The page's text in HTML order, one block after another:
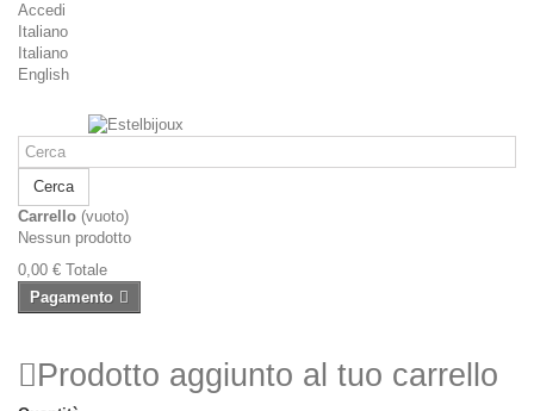
Accedi
Italiano
Italiano
English
Cerca
Carrello (vuoto)
Nessun prodotto
0,00 € Totale
Pagamento
Prodotto aggiunto al tuo carrello